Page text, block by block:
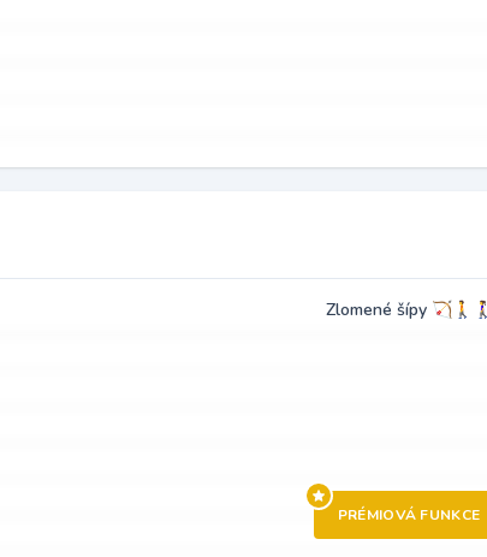
Zlomené šípy 🏹🚶🚶‍♀️
PRÉMIOVÁ FUNKCE